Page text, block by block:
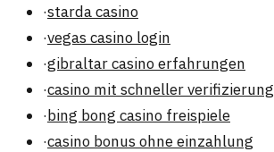
·starda casino
·vegas casino login
·gibraltar casino erfahrungen
·casino mit schneller verifizierung
·bing bong casino freispiele
·casino bonus ohne einzahlung